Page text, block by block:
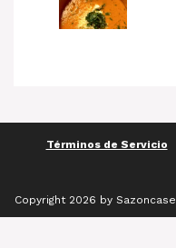
Términos de Servicio
Copyright 2026 by